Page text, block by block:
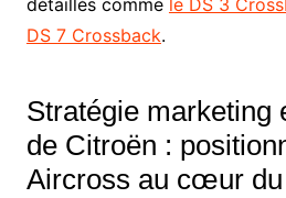
détaillés comme le DS 3
DS 7 Crossback.
Stratégie marketing
de Citroën :
Aircross au cœur